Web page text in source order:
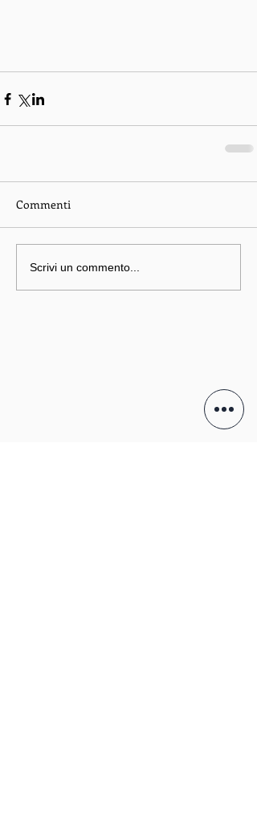
Commenti
Scrivi un commento...